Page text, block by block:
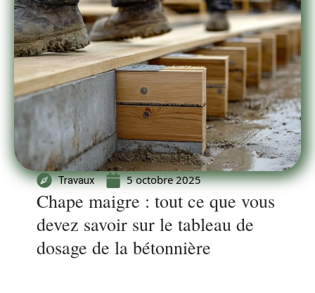
Travaux 5 octobre 2025
Chape maigre : tout ce que vous
devez savoir sur le tableau de
dosage de la bétonnière